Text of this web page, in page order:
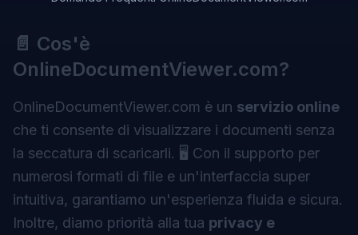
📄 Cos'è
OnlineDocumentViewer.com?
OnlineDocumentViewer.com è un servizio online
che ti consente di visualizzare i documenti senza
la seccatura di scaricarli. 🖥️ Con il supporto per
numerosi formati di file e un'interfaccia super
intuitiva, garantiamo un'esperienza fluida e sicura.
Inoltre, diamo priorità alla tua privacy e